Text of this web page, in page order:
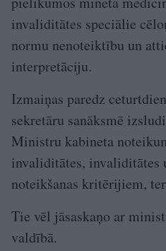
invaliditātes speciālie
normu nenoteiktību un
interpretāciju.
Izmaiņas paredz
sekretāru sanāksmē
Ministru kabineta
invaliditātes, invaliditātes
noteikšanas kritērijiem,
Tie vēl jāsaskaņo ar
valdībā.